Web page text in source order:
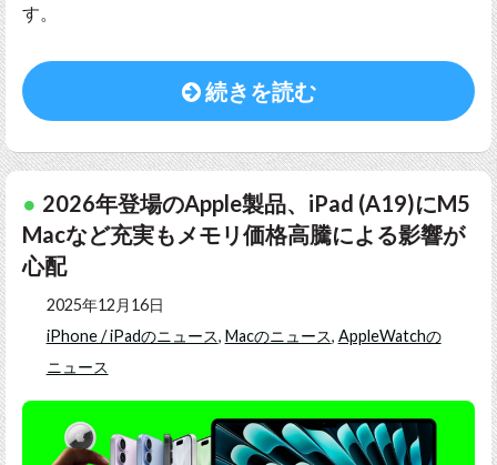
す。
続きを読む
2026年登場のApple製品、iPad (A19)にM5
Macなど充実もメモリ価格高騰による影響が
心配
2025年12月16日
iPhone / iPadのニュース, Macのニュース, AppleWatchの
ニュース